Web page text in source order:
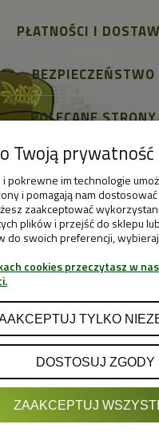
PŁATNOŚCI I
BEZPIECZEŃSTWO
POLECANE STRONY
POKAŻ PEŁNĄ WERSJĘ
Twoją prywatność
i pokrewne im technologie
i pomagają nam
zaakceptować
plików i przejść do sklepu
do swoich preferencji,
cookies przeczytasz w
TYLKO
DOSTOSUJ ZGODY
ZAAKCEPTUJ